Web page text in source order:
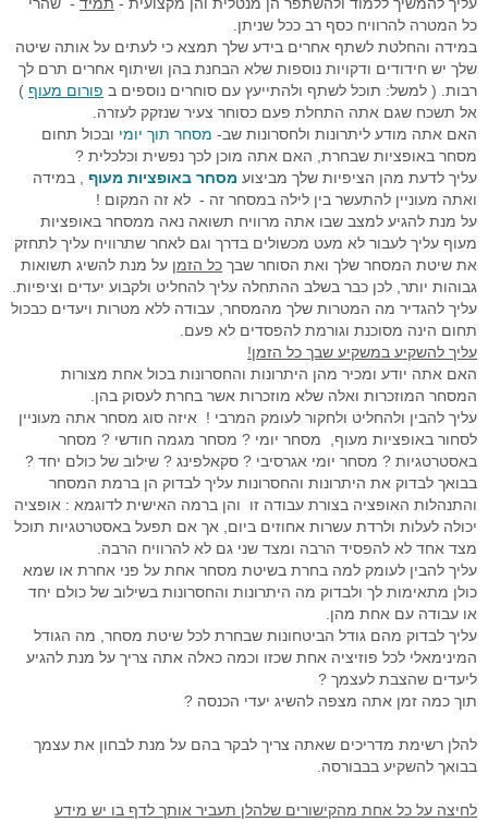
כל המטרה להרוויח כסף רב ככל שניתן.
במידה והחלטת לשתף אחרים בידע שלך תמצא כי לעתים על אותה שיטה
שלך יש חידודים ודקויות נוספות שלא הבחנת בהן ושיתוף אחרים תרם לך
רבות. ( למשל: תוכל לשתף ולהתייעץ עם סוחרים נוספים ב פורום מעוף )
אל תשכח שגם אתה התחלת פעם כסוחר צעיר שנזקק לעזרה.
האם אתה מודע ליתרונות ולחסרונות שב- מסחר תוך יומי ובכול תחום
מסחר באופציות שבחרת, האם אתה מוכן לכך נפשית וכלכלית ?
עליך לדעת מהן הציפיות שלך מביצוע מסחר באופציות מעוף , במידה
ואתה מעוניין להתעשר בין לילה במסחר זה - לא זה המקום !
על מנת להגיע למצב שבו אתה מרוויח תשואה נאה ממסחר באופציות
מעוף עליך לעבור לא מעט מכשולים בדרך וגם לאחר שתרוויח עליך לתחזק
את שיטת המסחר שלך ואת הסוחר שבך כל הזמן על מנת להשיג תשואות
גבוהות יותר, לכן כבר בשלב ההתחלה עליך להחליט ולקבוע יעדים וציפיות.
עליך להגדיר מה המטרות שלך מהמסחר, עבודה ללא מטרות ויעדים כבכול
תחום הינה מסוכנת וגורמת להפסדים לא פעם.
עליך להשקיע במשקיע שבך כל הזמן!
האם אתה יודע ומכיר מהן היתרונות והחסרונות בכול אחת מצורות
המסחר המוזכרות ואלה שלא מוזכרות אשר בחרת לעסוק בהן.
עליך להבין ולהחליט ולחקור לעומק המרבי ! איזה סוג מסחר אתה מעוניין
לסחור באופציות מעוף, מסחר יומי ? מסחר מגמה חודשי ? מסחר
באסטרטגיות ? מסחר יומי אגרסיבי ? סקאלפינג ? שילוב של כולם יחד ?
בבואך לבדוק את היתרונות והחסרונות עליך לבדוק הן ברמת המסחר
והתנהלות האופציה בצורת עבודה זו והן ברמה האישית לדוגמא : אופציה
יכולה לעלות ולרדת עשרות אחוזים ביום, אך אם תפעל באסטרטגיות תוכל
מצד אחד לא להפסיד הרבה ומצד שני גם לא להרוויח הרבה.
עליך להבין לעומק למה בחרת בשיטת מסחר אחת על פני אחרת או שמא
כולן מתאימות לך ולבדוק מה היתרונות והחסרונות בשילוב של כולם יחד
או עבודה עם אחת מהן.
עליך לבדוק מהם גודל הביטחונות שבחרת לכל שיטת מסחר, מה הגודל
המינימאלי לכל פוזיציה אחת שכזו וכמה כאלה אתה צריך על מנת להגיע
ליעדים שהצבת לעצמך ?
תוך כמה זמן אתה מצפה להשיג יעדי הכנסה ?
להלן רשימת מדריכים שאתה צריך לבקר בהם על מנת לבחון את עצמך
בבואך להשקיע בבבורסה.
לחיצה על כל אחת מהקישורים שלהלן תעביר אותך לדף בו יש מידע